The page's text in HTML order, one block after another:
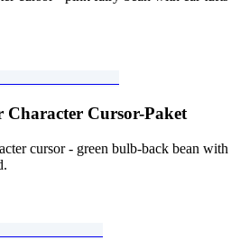
Character Cursor-Paket
cursor - green bulb-back bean with